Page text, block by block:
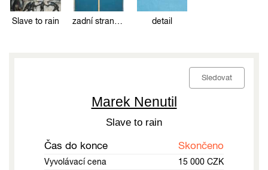
Slave to rain zadní strana obrazu detail
Sledovat
Marek Nenutil
Slave to rain
Čas do konce Skončeno
Vyvolávací cena 15 000 CZK